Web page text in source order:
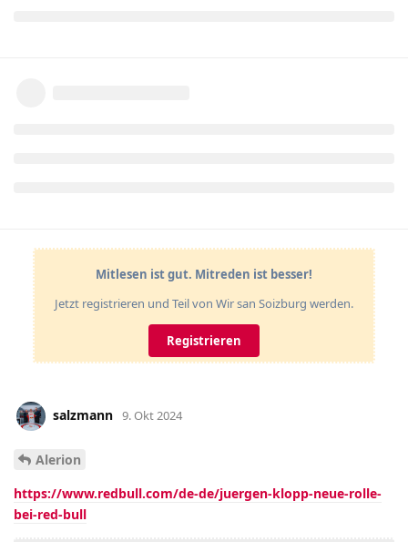
Mitlesen ist gut. Mitreden ist besser!
Jetzt registrieren und Teil von Wir san Soizburg werden.
Registrieren
salzmann 9. Okt 2024
Alerion
https://www.redbull.com/de-de/juergen-klopp-neue-rolle-
bei-red-bull